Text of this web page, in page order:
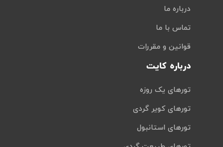
درباره ما
تماس با ما
قوانین و مقررات
درباره کایت
تورهای یک روزه
تورهای کویر گردی
تورهای استانبول